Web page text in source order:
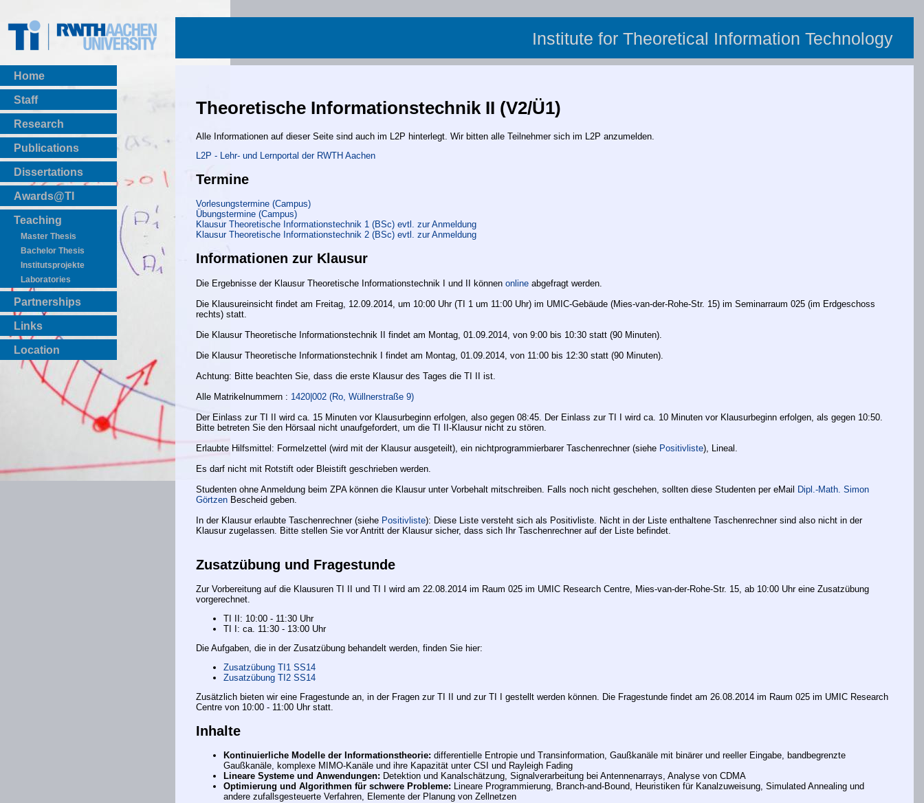
Home
Staff
Research
Publications
BibTeX Download
Dissertations
Awards@TI
Teaching
Master Thesis
Bachelor Thesis
Institutsprojekte
Laboratories
Partnerships
Links
Location
Institute for Theoretical Information Technology
Theoretische Informationstechnik II (V2/Ü1)
Alle Informationen auf dieser Seite sind auch im L2P hinterlegt. Wir bitten alle Teilnehmer sich im L2P anzumelden.
L2P - Lehr- und Lernportal der RWTH Aachen
Termine
Vorlesungstermine (Campus)
Übungstermine (Campus)
Klausur Theoretische Informationstechnik 1 (BSc) evtl. zur Anmeldung
Klausur Theoretische Informationstechnik 2 (BSc) evtl. zur Anmeldung
Informationen zur Klausur
Die Ergebnisse der Klausur Theoretische Informationstechnik I und II können online abgefragt werden.
Die Klausureinsicht findet am Freitag, 12.09.2014, um 10:00 Uhr (TI 1 um 11:00 Uhr) im UMIC-Gebäude (Mies-van-der-Rohe-Str. 15) im Seminarraum 025 (im Erdgeschoss
rechts) statt.
Die Klausur Theoretische Informationstechnik II findet am Montag, 01.09.2014, von 9:00 bis 10:30 statt (90 Minuten).
Die Klausur Theoretische Informationstechnik I findet am Montag, 01.09.2014, von 11:00 bis 12:30 statt (90 Minuten).
Achtung: Bitte beachten Sie, dass die erste Klausur des Tages die TI II ist.
Alle Matrikelnummern : 1420|002 (Ro, Wüllnerstraße 9)
Der Einlass zur TI II wird ca. 15 Minuten vor Klausurbeginn erfolgen, also gegen 08:45. Der Einlass zur TI I wird ca. 10 Minuten vor Klausurbeginn erfolgen, als gegen 10:50.
Bitte betreten Sie den Hörsaal nicht unaufgefordert, um die TI II-Klausur nicht zu stören.
Erlaubte Hilfsmittel: Formelzettel (wird mit der Klausur ausgeteilt), ein nichtprogrammierbarer Taschenrechner (siehe Positivliste), Lineal.
Es darf nicht mit Rotstift oder Bleistift geschrieben werden.
Studenten ohne Anmeldung beim ZPA können die Klausur unter Vorbehalt mitschreiben. Falls noch nicht geschehen, sollten diese Studenten per eMail Dipl.-Math. Simon
Görtzen Bescheid geben.
In der Klausur erlaubte Taschenrechner (siehe Positivliste): Diese Liste versteht sich als Positivliste. Nicht in der Liste enthaltene Taschenrechner sind also nicht in der
Klausur zugelassen. Bitte stellen Sie vor Antritt der Klausur sicher, dass sich Ihr Taschenrechner auf der Liste befindet.
Zusatzübung und Fragestunde
Zur Vorbereitung auf die Klausuren TI II und TI I wird am 22.08.2014 im Raum 025 im UMIC Research Centre, Mies-van-der-Rohe-Str. 15, ab 10:00 Uhr eine Zusatzübung
vorgerechnet.
TI II: 10:00 - 11:30 Uhr
TI I: ca. 11:30 - 13:00 Uhr
Die Aufgaben, die in der Zusatzübung behandelt werden, finden Sie hier:
Zusatzübung TI1 SS14
Zusatzübung TI2 SS14
Zusätzlich bieten wir eine Fragestunde an, in der Fragen zur TI II und zur TI I gestellt werden können. Die Fragestunde findet am 26.08.2014 im Raum 025 im UMIC Research
Centre von 10:00 - 11:00 Uhr statt.
Inhalte
Kontinuierliche Modelle der Informationstheorie: differentielle Entropie und Transinformation, Gaußkanäle mit binärer und reeller Eingabe, bandbegrenzte
Gaußkanäle, komplexe MIMO-Kanäle und ihre Kapazität unter CSI und Rayleigh Fading
Lineare Systeme und Anwendungen: Detektion und Kanalschätzung, Signalverarbeitung bei Antennenarrays, Analyse von CDMA
Optimierung und Algorithmen für schwere Probleme: Lineare Programmierung, Branch-and-Bound, Heuristiken für Kanalzuweisung, Simulated Annealing und
andere zufallsgesteuerte Verfahren, Elemente der Planung von Zellnetzen